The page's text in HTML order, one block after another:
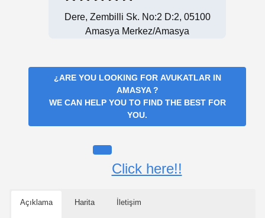
Dere, Zembilli Sk. No:2 D:2, 05100
Amasya Merkez/Amasya
¿ARE YOU LOOKING FOR AVUKATLAR IN
AMASYA?
WE CAN HELP YOU TO FIND THE BEST FOR
YOU.
Click here!!
Açıklama Harita İletişim